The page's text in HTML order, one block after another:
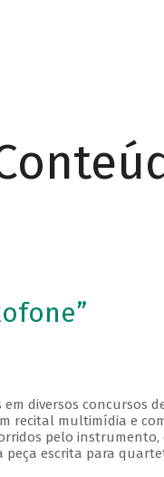
diversos concursos
recital multimídia e
pelo
escrita para